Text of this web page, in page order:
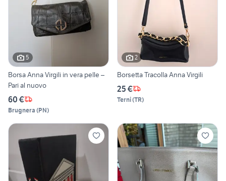
5
Borsa Anna Virgili in vera pelle –
Pari al nuovo
60 €
Brugnera (PN)
2
Borsetta Tracolla Anna Virgili
25 €
Terni(TR)